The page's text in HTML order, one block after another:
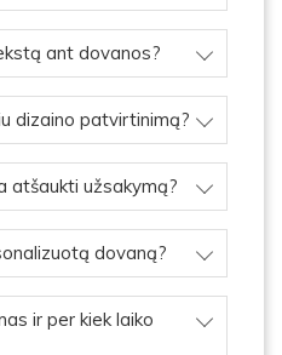
ant dovanos?
dizaino patvirtinimą?
atšaukti užsakymą?
dovaną?
ir per kiek laiko